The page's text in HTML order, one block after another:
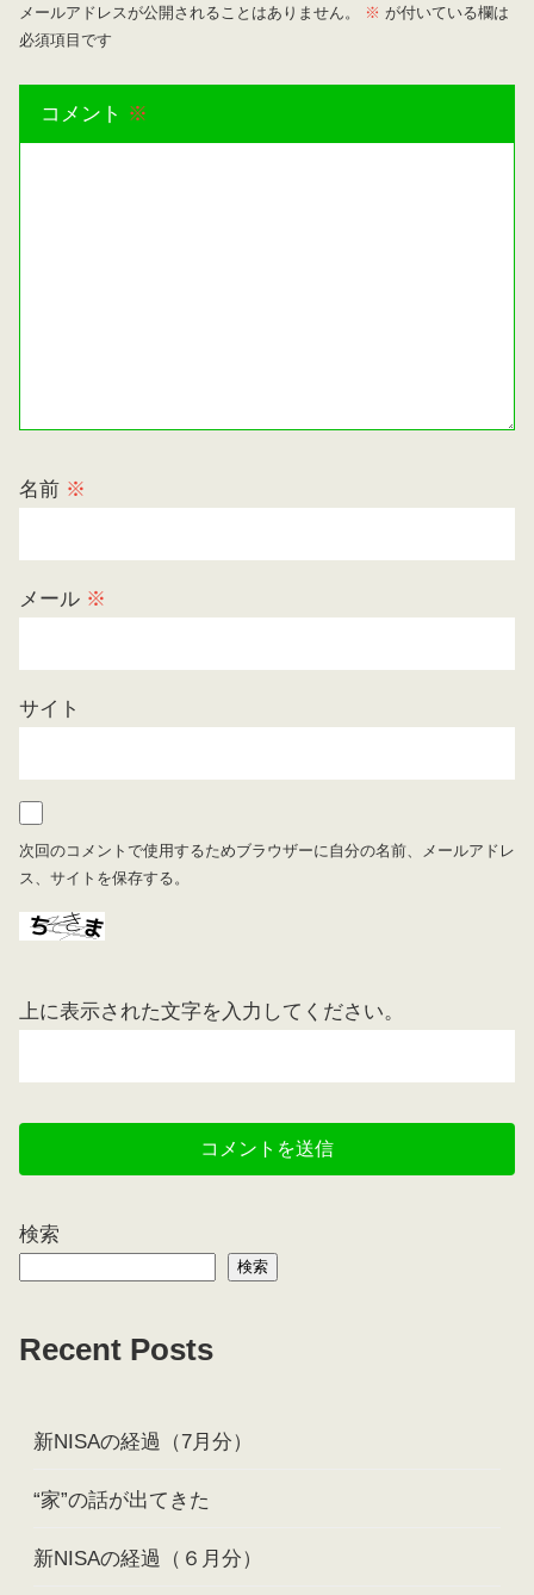
メールアドレスが公開されることはありません。 ※ が付いている欄は
必須項目です
コメント ※
名前 ※
メール ※
サイト
次回のコメントで使用するためブラウザーに自分の名前、メールアドレ
ス、サイトを保存する。
上に表示された文字を入力してください。
検索
検索
Recent Posts
新NISAの経過（7月分）
“家”の話が出てきた
新NISAの経過（６月分）